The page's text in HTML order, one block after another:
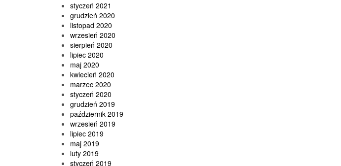
styczeń 2021
grudzień 2020
listopad 2020
wrzesień 2020
sierpień 2020
lipiec 2020
maj 2020
kwiecień 2020
marzec 2020
styczeń 2020
grudzień 2019
październik 2019
wrzesień 2019
lipiec 2019
maj 2019
luty 2019
styczeń 2019